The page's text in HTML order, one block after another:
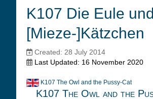
K107 Die Eule
[Mieze-]Kätzchen
Created: 28 July 2014
Last Updated: 16 November 2020
K107 The Owl and the Pussy-Cat
K107 The Owl and the